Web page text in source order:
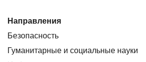
Направления
Безопасность
Гуманитарные и социальные науки